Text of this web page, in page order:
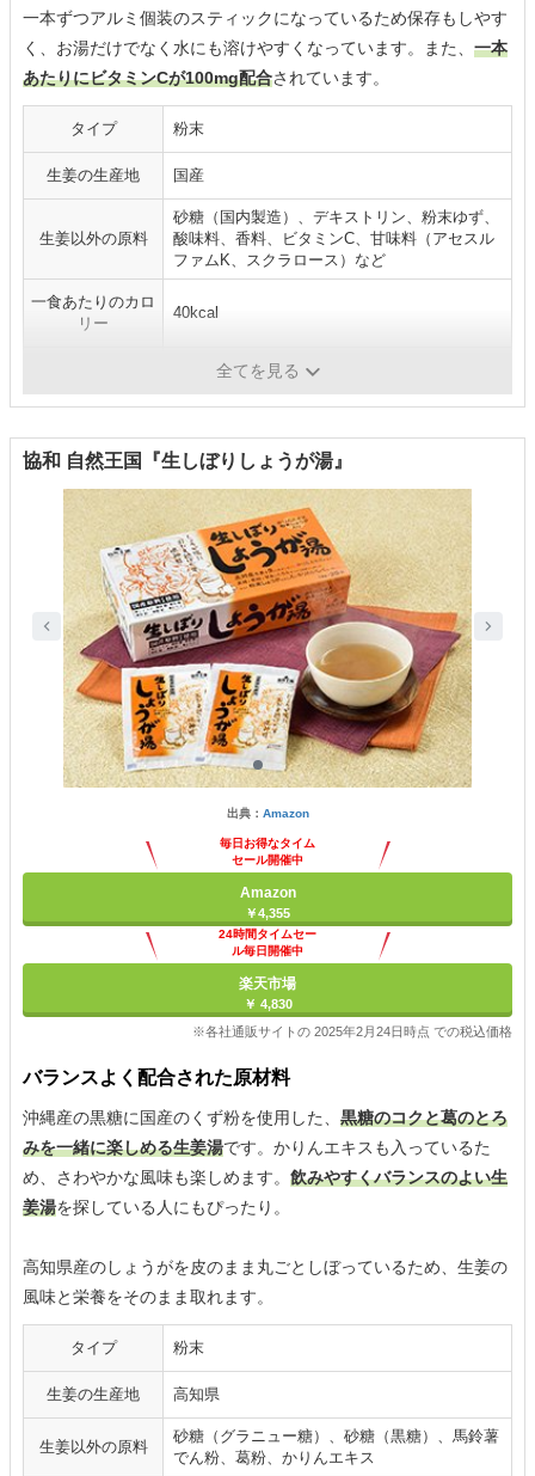
一本ずつアルミ個装のスティックになっているため保存もしやす
く、お湯だけでなく水にも溶けやすくなっています。また、 一本
あたりにビタミンCが100mg配合されています。
タイプ 粉末
生姜の生産地 国産
生姜以外の原料
砂糖（国内製造）、デキストリン、粉末ゆず、
酸味料、香料、ビタミンC、甘味料（アセスル
ファムK、スクラロース）など
一食あたりのカロ
リー
40kcal
（10g×10本）×6個
全てを見る
協和 自然王国『生しぼりしょうが湯』
出典： Amazon
毎日お得なタイム
セール開催中
Amazon
￥4,355
24時間タイムセー
ル毎日開催中
楽天市場
￥ 4,830
※各社通販サイトの 2025年2月24日時点 での税込価格
バランスよく配合された原材料
沖縄産の黒糖に国産のくず粉を使用した、 黒糖のコクと葛のとろ
みを一緒に楽しめる生姜湯です。かりんエキスも入っているた
め、さわやかな風味も楽しめます。 飲みやすくバランスのよい生
姜湯を探している人にもぴったり。
高知県産のしょうがを皮のまま丸ごとしぼっているため、生姜の
風味と栄養をそのまま取れます。
タイプ 粉末
生姜の生産地 高知県
生姜以外の原料
砂糖（グラニュー糖）、砂糖（黒糖）、馬鈴薯
でん粉、葛粉、かりんエキス